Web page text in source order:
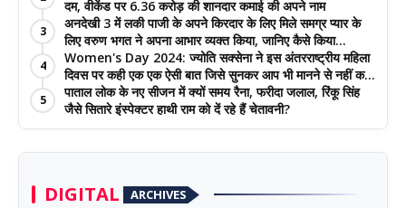
दम, वीकेंड पर 6.36 करोड़ की शानदार कमाई की अपने नाम
3
अनदेखी 3 में लकी पाजी के अपने किरदार के लिए मिले समग्र प्यार के
लिए वरुण भगत ने अपना आभार व्यक्त किया, जानिए कैसे किया
प्रशंसकों का धन्यवाद
4
Women's Day 2024: ज्योति सक्सेना ने इस अंतरराष्‍ट्रीय महिला
दिवस पर कही एक एक ऐसी बात जिसे सुनकर आप भी मानने से नहीं कर
पाएंगे इनकार
5
पाताल लोक के नए सीजन में क्यों समय रैना, फरीदा जलाल, रिंकू सिंह
जैसे सितारे इंस्पेक्टर हाथी राम को दें रहे हैं चेतावनी?
DIGITAL ARCHIVES